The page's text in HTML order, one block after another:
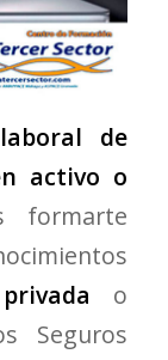
de
activo o
formarte
privada o
Seguros